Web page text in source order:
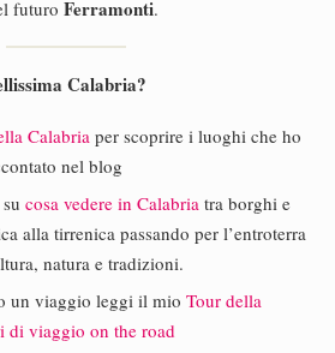
futuro Ferramonti.
Calabria?
Calabria per scoprire i luoghi che ho
nel blog
cosa vedere in Calabria tra borghi e
alla tirrenica passando per l’entroterra
natura e tradizioni.
un viaggio leggi il mio Tour della
di viaggio on the road